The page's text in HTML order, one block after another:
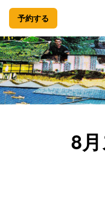
予約する
8